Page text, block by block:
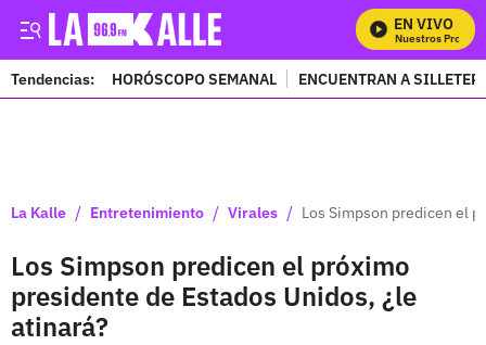
EN VIVO
Mira Todos Nuestros
Tendencias: HORÓSCOPO SEMANAL ENCUENTRAN A
La Kalle / Entretenimiento / Virales / Los Simpson predicen el
Los Simpson predicen el próximo
presidente de Estados Unidos, ¿le
atinará?